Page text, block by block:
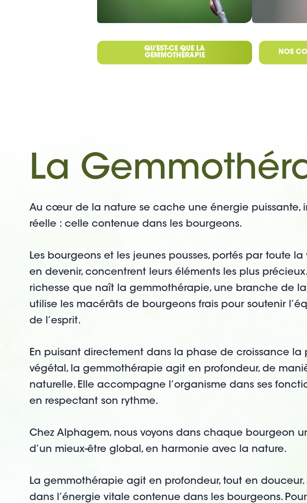
QU'EST-CE QUE LA
GEMMOTHÉRAPIE
NOS
La
Au cœur de la nature se cache une énergie puissante,
réelle : celle contenue dans les bourgeons.
Les bourgeons et les jeunes pousses, portés par toute
en devenir, concentrent leurs éléments les plus
richesse que naît la gemmothérapie, une branche de
utilise les macérâts de bourgeons frais pour soutenir
de l’esprit.
En puisant directement dans la phase de croissance la
végétal, la gemmothérapie agit en profondeur, de
naturelle. Elle accompagne l’organisme dans ses
en respectant son rythme.
Chez Alphagem, nous voyons dans chaque bourgeon
d’un mieux-être global, en harmonie avec la nature.
La gemmothérapie agit en profondeur, tout en douceur.
dans l’énergie vitale contenue dans les bourgeons.